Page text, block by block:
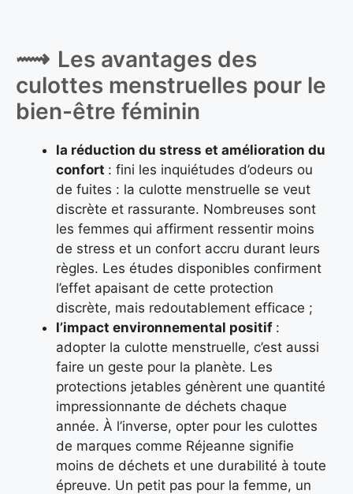
Les avantages des
culottes menstruelles pour le
bien-être féminin
la réduction du stress et amélioration du
confort : fini les inquiétudes d’odeurs ou
de fuites : la culotte menstruelle se veut
discrète et rassurante. Nombreuses sont
les femmes qui affirment ressentir moins
de stress et un confort accru durant leurs
règles. Les études disponibles confirment
l’effet apaisant de cette protection
discrète, mais redoutablement efficace ;
l’impact environnemental positif :
adopter la culotte menstruelle, c’est aussi
faire un geste pour la planète. Les
protections jetables génèrent une quantité
impressionnante de déchets chaque
année. À l’inverse, opter pour les culottes
de marques comme Réjeanne signifie
moins de déchets et une durabilité à toute
épreuve. Un petit pas pour la femme, un